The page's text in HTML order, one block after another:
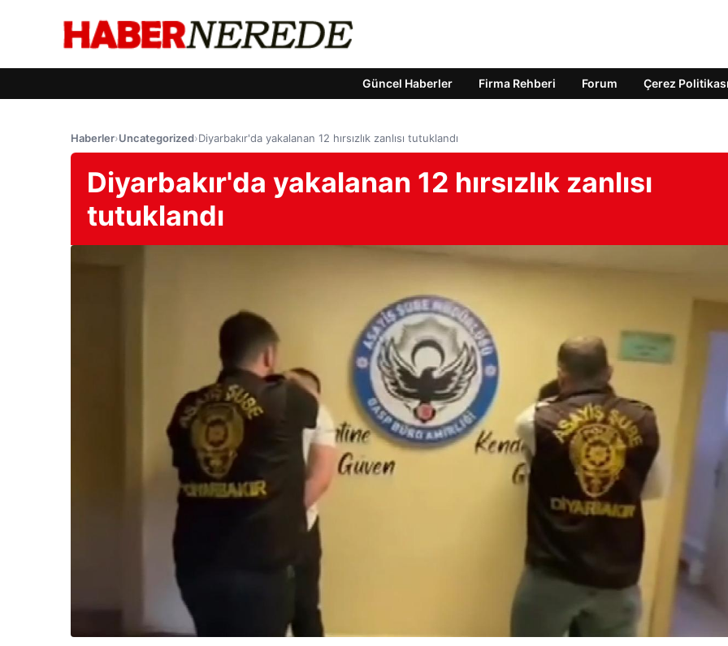
Güncel Haberler Firma Rehberi Forum Çerez Politikası
Haberler›Uncategorized›Diyarbakır'da yakalanan 12 hırsızlık zanlısı tutuklandı
Diyarbakır'da yakalanan 12 hırsızlık zanlısı
tutuklandı